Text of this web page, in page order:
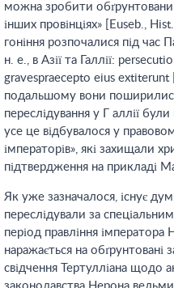
можна зробити
інших провінціях» [Euseb.,
гоніння розпочалися під час
н. е., в Азії та Галлії:
gravespraecepto eius
подальшому вони
переслідування у Г аллії
усе це відбувалося у
імператорів», які захищали
підтвердження на прикладі
Як уже зазначалося, існує
переслідували за
період правління
наражається на обґрунтовані
свідчення Тертулліана щодо